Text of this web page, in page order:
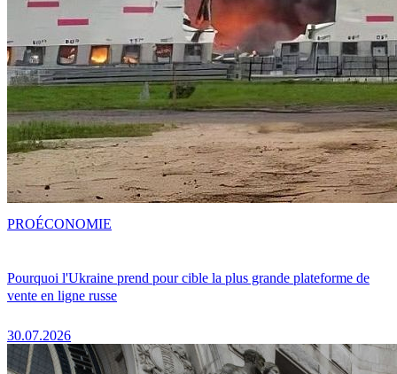
Pourquoi l'Ukraine prend pour cible la plus grande plateforme de
vente en ligne russe
30.07.2026
PROÉCONOMIE